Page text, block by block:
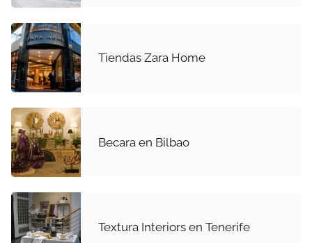
Tiendas Zara Home
Becara en Bilbao
Textura Interiors en Tenerife